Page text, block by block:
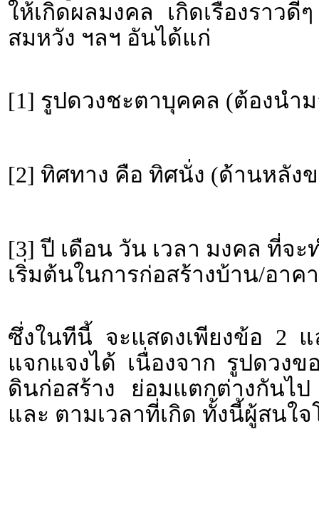
ให้เกิดผลมงคล เกิดเรื่องราว
สมหวัง ฯลฯ อันได้แก่
[1] รูปดวงชะตาบุคคล (ต้องนำ
[2] ทิศทาง คือ ทิศนั่ง (ด้านหลัง
[3] ปี เดือน วัน เวลา มงคล ที่จ
เริ่มต้นในการก่อสร้างบ้าน/อาค
ซึ่งในทีนี้ จะแสดงเพียงข้อ 2
แจกแจงได้ เนื่องจาก รูปดวง
ดินก่อสร้าง ย่อมแตกต่างกันไ
และ ตามเวลาที่เกิด ทั้งนี้ผู้สนใ